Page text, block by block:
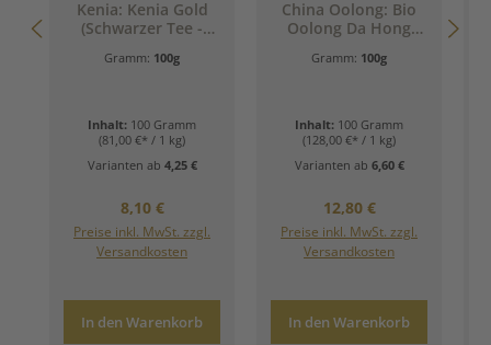
Kenia: Kenia Gold
(Schwarzer Tee -
Gramm: 100g
Inhalt: 100 Gramm
(81,00 €* / 1 kg)
Varianten ab 4,25 €
Regulärer Preis:
8,10 €
Preise inkl. MwSt. zzgl.
Versandkosten
In den Warenkorb
China Oolong: Bio
Oolong Da Hong
Gramm: 100g
Inhalt: 100 Gramm
(128,00 €* / 1 kg)
Varianten ab 6,60 €
Regulärer Preis:
12,80 €
Preise inkl. MwSt. zzgl.
Versandkosten
In den Warenkorb